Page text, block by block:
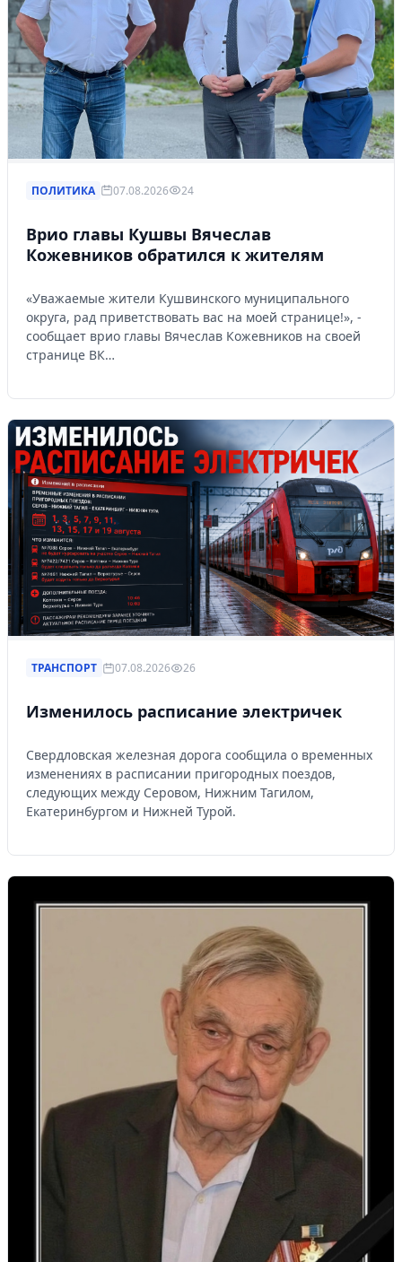
ПОЛИТИКА 07.08.2026 24
Врио главы Кушвы Вячеслав
Кожевников обратился к жителям
«Уважаемые жители Кушвинского муниципального
округа, рад приветствовать вас на моей странице!», -
сообщает врио главы Вячеслав Кожевников на своей
странице ВК…
ТРАНСПОРТ 07.08.2026 26
Изменилось расписание электричек
Свердловская железная дорога сообщила о временных
изменениях в расписании пригородных поездов,
следующих между Серовом, Нижним Тагилом,
Екатеринбургом и Нижней Турой.